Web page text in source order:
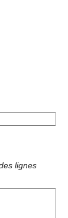
lignes